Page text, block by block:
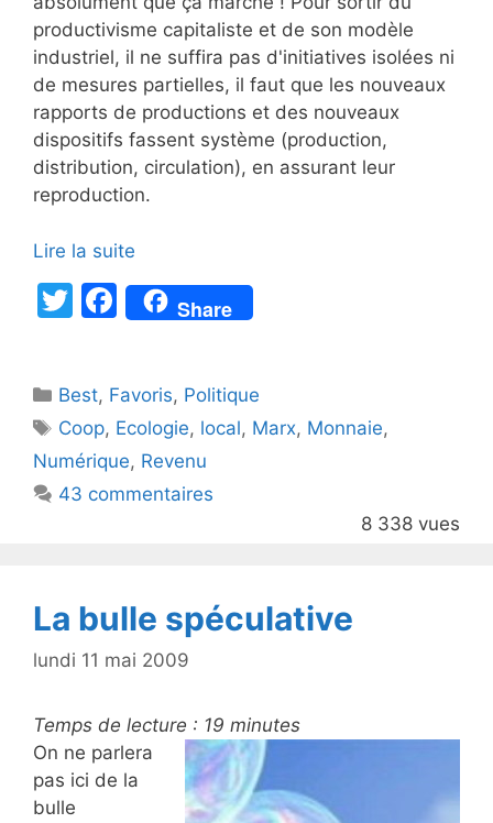
productivisme capitaliste et de son modèle
industriel, il ne suffira pas d'initiatives isolées ni
de mesures partielles, il faut que les nouveaux
rapports de productions et des nouveaux
dispositifs fassent système (production,
distribution, circulation), en assurant leur
reproduction.
Lire la suite
T
er
F
a
e
b
o
o
Share
Catégories
Best, Favoris, Politique
Étiquettes
Coop, Ecologie, local, Marx, Monnaie,
Numérique, Revenu
43 commentaires
8 338 vues
La bulle spéculative
lundi 11 mai 2009
Temps de lecture : 19 minutes
On ne parlera
pas ici de la
bulle